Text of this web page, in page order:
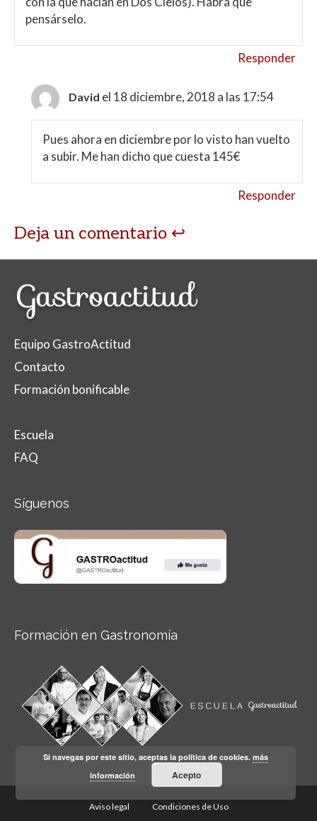
pensárselo.
Responder
David el 18 diciembre, 2018 a las 17:54
Pues ahora en diciembre por lo visto han vuelto
a subir. Me han dicho que cuesta 145€
Responder
Deja un comentario
Equipo GastroActitud
Contacto
Formación bonificable
Escuela
FAQ
Síguenos
Formación en Gastronomía
Aviso legal Condiciones de Uso
Si navegas por este sitio, aceptas la política de cookies.más
información
Acepto